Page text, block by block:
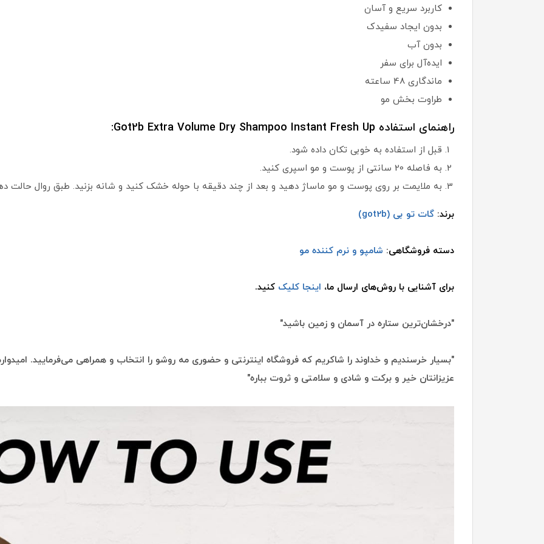
کاربرد سریع و آسان
بدون ایجاد سفیدک
بدون آب
ایده‌آل برای سفر
ماندگاری 48 ساعته
طراوت بخش مو
راهنمای استفاده Got2b Extra Volume Dry Shampoo Instant Fresh Up:
قبل از استفاده به خوبی تکان داده شود.
به فاصله 20 سانتی از پوست و مو اسپری کنید.
به ملایمت بر روی پوست و مو ماساژ دهید و بعد از چند دقیقه با حوله خشک کنید و شانه بزنید. طبق روال حالت
برند: گات تو بی (got2b)
دسته فروشگاهی: شامپو و نرم کننده مو
برای آشنایی با روش‌های ارسال ما، اینجا کلیک کنید.
"درخشان‌ترین ستاره در آسمان و زمین باشید"
"بسیار خرسندیم و خداوند را شاکریم که فروشگاه اینترنتی و حضوری مه روشو را انتخاب و همراهی می‌فرمایید.
عزیزانتان خیر و برکت و شادی و سلامتی و ثروت بباره"